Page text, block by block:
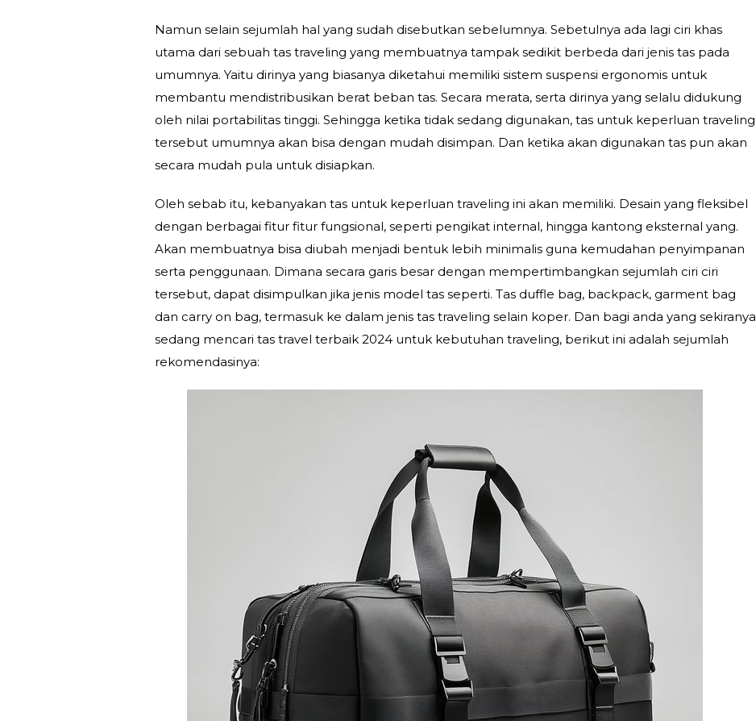
Namun selain sejumlah hal yang sudah disebutkan sebelumnya. Sebetulnya ada lagi ciri khas
utama dari sebuah tas traveling yang membuatnya tampak sedikit berbeda dari jenis tas pada
umumnya. Yaitu dirinya yang biasanya diketahui memiliki sistem suspensi ergonomis untuk
membantu mendistribusikan berat beban tas. Secara merata, serta dirinya yang selalu didukung
oleh nilai portabilitas tinggi. Sehingga ketika tidak sedang digunakan, tas untuk keperluan traveling
tersebut umumnya akan bisa dengan mudah disimpan. Dan ketika akan digunakan tas pun akan
secara mudah pula untuk disiapkan.
Oleh sebab itu, kebanyakan tas untuk keperluan traveling ini akan memiliki. Desain yang fleksibel
dengan berbagai fitur fitur fungsional, seperti pengikat internal, hingga kantong eksternal yang.
Akan membuatnya bisa diubah menjadi bentuk lebih minimalis guna kemudahan penyimpanan
serta penggunaan. Dimana secara garis besar dengan mempertimbangkan sejumlah ciri ciri
tersebut, dapat disimpulkan jika jenis model tas seperti. Tas duffle bag, backpack, garment bag
dan carry on bag, termasuk ke dalam jenis tas traveling selain koper. Dan bagi anda yang sekiranya
sedang mencari tas travel terbaik 2024 untuk kebutuhan traveling, berikut ini adalah sejumlah
rekomendasinya: